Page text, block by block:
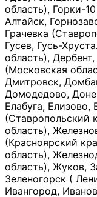
область), Горки-
Алтайск,
Грачевка
Гусев, Гусь-
область),
(Московская
Дмитровск,
Домодедово,
Елабуга, Елизово,
(Ставропольский
область),
(Красноярский
область),
область), Жуков,
Зеленогорск (
Ивангород,